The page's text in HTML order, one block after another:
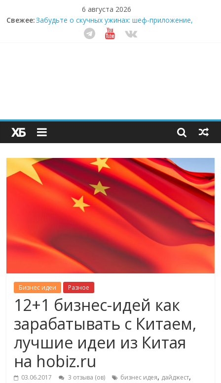
6 августа 2026
Свежее:Секрет супергидратации: почему кокосовая вода с
пребиотиками становится главным трендом
здорового питания
Как простая наклейка заставляет миллионы людей
не забывать о самом важном креме этим летом
Бизнес идеи Разное
12+1 бизнес-идей как
зарабатывать с Китаем,
лучшие идеи из Китая
на hobiz.ru
03.06.2017 3 отзыва (ов) бизнес идея, дайджест,